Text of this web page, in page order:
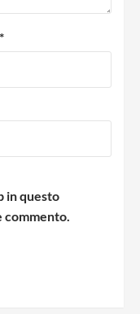
*
in questo